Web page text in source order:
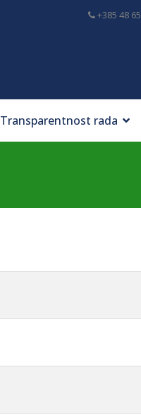
+385 48
Transparentnost rada